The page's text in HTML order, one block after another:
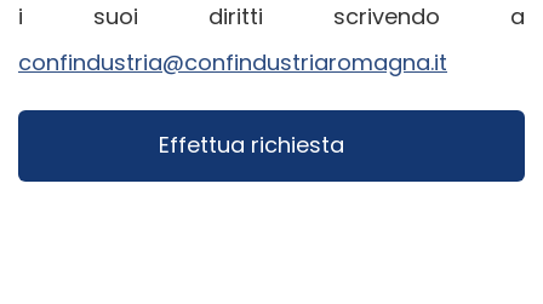
i suoi diritti scrivendo a
confindustria@confindustriaromagna.it